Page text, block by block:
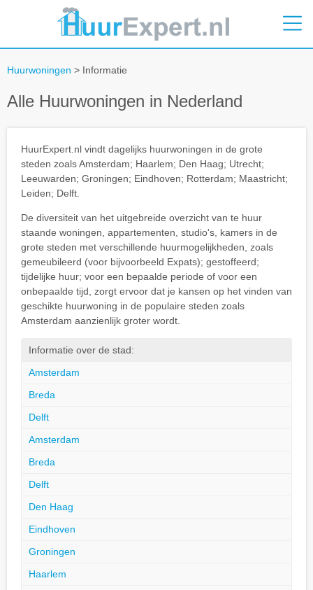
Huurwoningen > Informatie
Alle Huurwoningen in Nederland
HuurExpert.nl vindt dagelijks huurwoningen in de grote
steden zoals Amsterdam; Haarlem; Den Haag; Utrecht;
Leeuwarden; Groningen; Eindhoven; Rotterdam; Maastricht;
Leiden; Delft.
De diversiteit van het uitgebreide overzicht van te huur
staande woningen, appartementen, studio's, kamers in de
grote steden met verschillende huurmogelijkheden, zoals
gemeubileerd (voor bijvoorbeeld Expats); gestoffeerd;
tijdelijke huur; voor een bepaalde periode of voor een
onbepaalde tijd, zorgt ervoor dat je kansen op het vinden van
geschikte huurwoning in de populaire steden zoals
Amsterdam aanzienlijk groter wordt.
Informatie over de stad:
Amsterdam
Breda
Delft
Amsterdam
Breda
Delft
Den Haag
Eindhoven
Groningen
Haarlem